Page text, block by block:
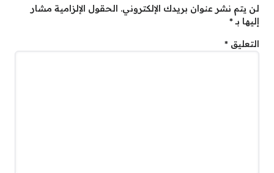
لن يتم نشر عنوان بريدك الإلكتروني. الحقول الإلزامية مشار
إليها بـ*
التعليق *